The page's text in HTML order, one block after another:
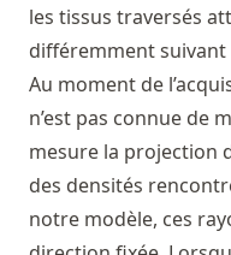
les tissus traversés
différemment suivant
Au moment de
n’est pas connue de
mesure la projection
des densités
notre modèle, ces